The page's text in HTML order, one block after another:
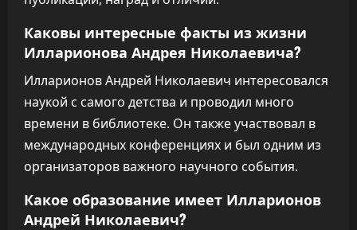
Каковы интересные факты из жизни
Илларионова Андрея Николаевича?
Илларионов Андрей Николаевич интересовался
наукой с самого детства и проводил много
времени в библиотеке. Он также участвовал в
международных конференциях и был одним из
организаторов важного научного события.
Какое образование имеет Илларионов
Андрей Николаевич?